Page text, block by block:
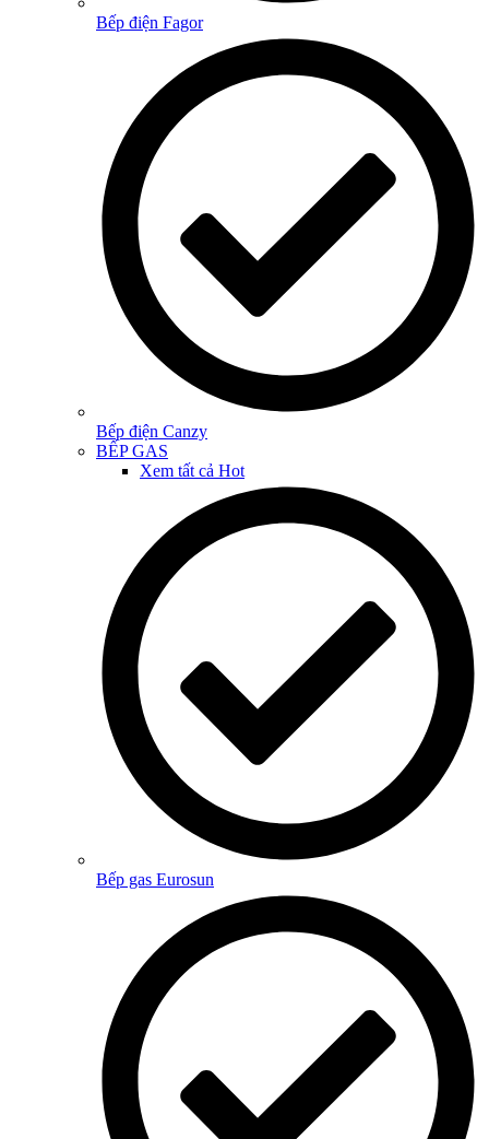
Bếp điện Fagor
Bếp điện Canzy
BẾP GAS
Xem tất cả Hot
Bếp gas Eurosun